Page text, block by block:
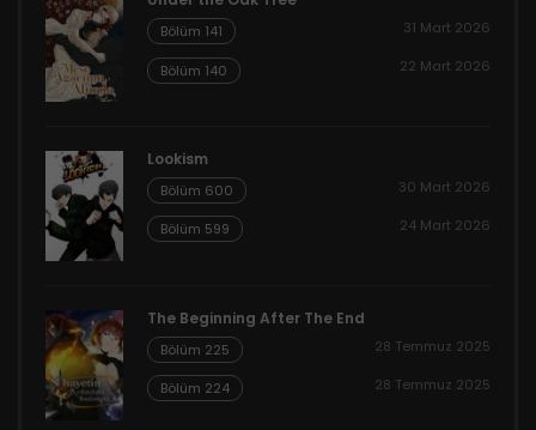
Bölüm 141 31 Mart 2026
Bölüm 140 22 Mart 2026
Lookism
Bölüm 600 30 Mart 2026
Bölüm 599 24 Mart 2026
The Beginning After The End
Bölüm 225 28 Temmuz 2025
Bölüm 224 28 Temmuz 2025